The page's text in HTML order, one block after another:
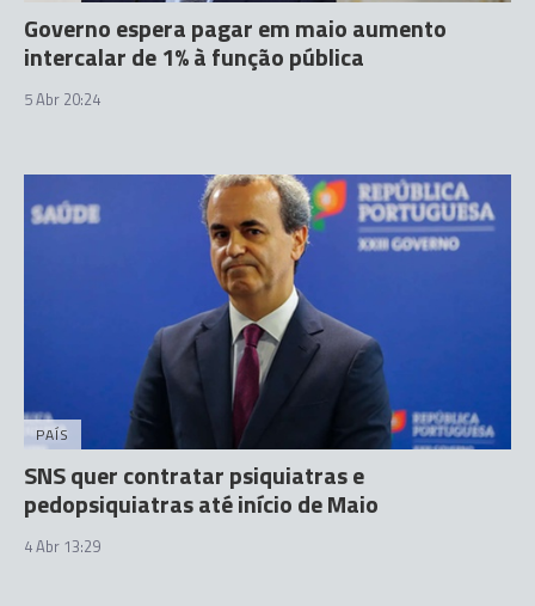
Governo espera pagar em maio aumento
intercalar de 1% à função pública
5 Abr 20:24
PAÍS
SNS quer contratar psiquiatras e
pedopsiquiatras até início de Maio
4 Abr 13:29